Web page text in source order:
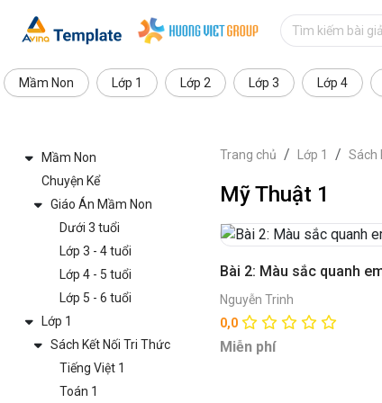
Mầm Non Lớp 1 Lớp 2 Lớp 3 Lớp 4
Mầm Non
Chuyện Kể
Giáo Án Mầm Non
Dưới 3 tuổi
Lớp 3 - 4 tuổi
Lớp 4 - 5 tuổi
Lớp 5 - 6 tuổi
Lớp 1
Sách Kết Nối Tri Thức
Tiếng Việt 1
Toán 1
Trang chủ Lớp 1 Sách
Mỹ Thuật 1
Bài 2: Màu sắc quanh
Nguyễn Trinh
0,0
Miễn phí